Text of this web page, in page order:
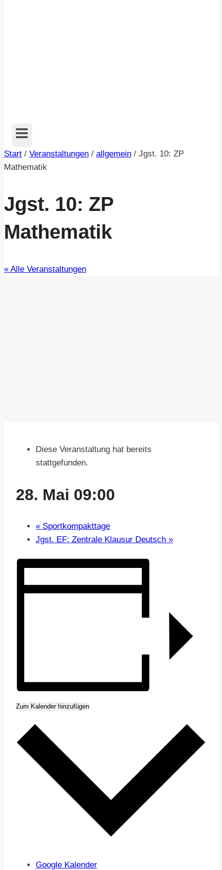
Start / Veranstaltungen / allgemein / Jgst. 10: ZP
Mathematik
Jgst. 10: ZP
Mathematik
« Alle Veranstaltungen
Diese Veranstaltung hat bereits
stattgefunden.
28. Mai 09:00
« Sportkompakttage
Jgst. EF: Zentrale Klausur Deutsch »
Zum Kalender hinzufügen
Google Kalender